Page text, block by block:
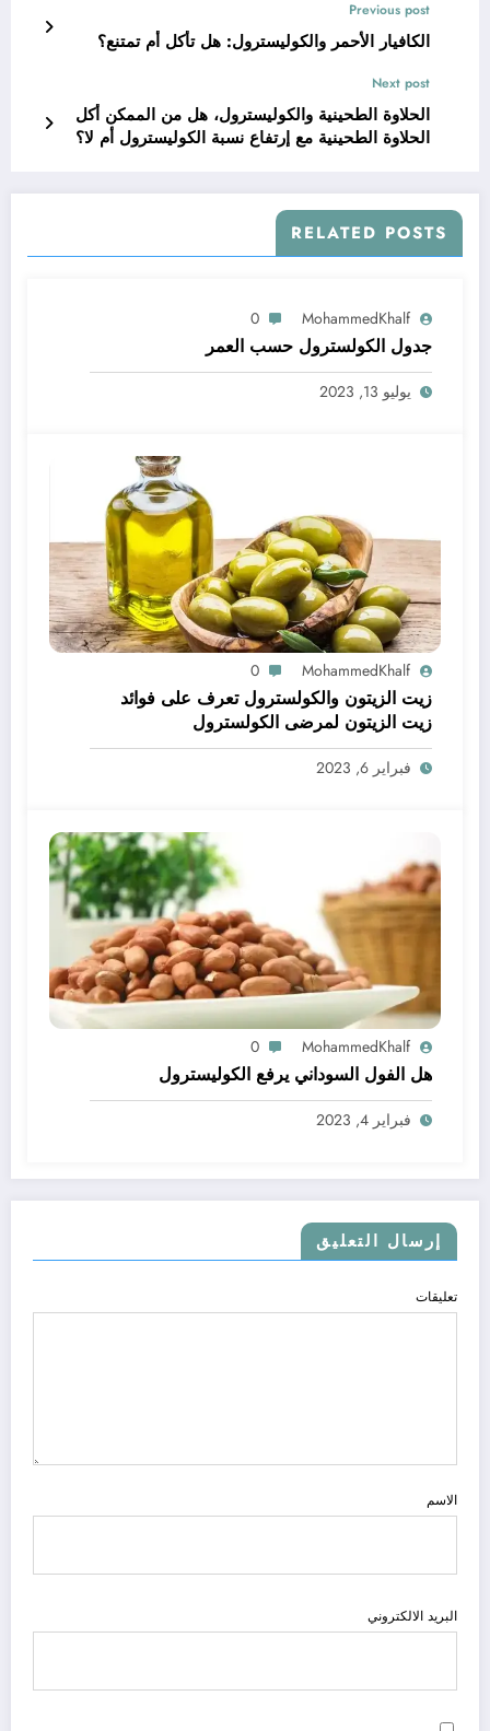
Previous post
الكافيار الأحمر والكوليسترول: هل تأكل أم تمتنع؟
Next post
الحلاوة الطحينية والكوليسترول، هل من الممكن أكل
الحلاوة الطحينية مع إرتفاع نسبة الكوليسترول أم لا؟
RELATED POSTS
MohammedKhalf
0
جدول الكولسترول حسب العمر
يوليو 13, 2023
MohammedKhalf
0
زيت الزيتون والكولسترول تعرف على فوائد
زيت الزيتون لمرضى الكولسترول
فبراير 6, 2023
MohammedKhalf
0
هل الفول السوداني يرفع الكوليسترول
فبراير 4, 2023
إرسال التعليق
تعليقات
الاسم
البريد الالكتروني